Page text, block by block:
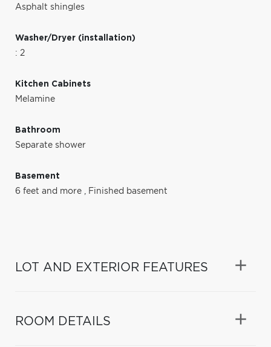
Asphalt shingles
Washer/Dryer (installation)
: 2
Kitchen Cabinets
Melamine
Bathroom
Separate shower
Basement
6 feet and more , Finished basement
LOT AND EXTERIOR FEATURES
ROOM DETAILS